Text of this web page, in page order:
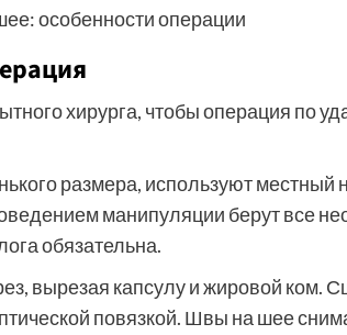
хирурга, чтобы операция по
размера, используют местный
манипуляции берут все
обязательна.
вырезая капсулу и жировой ком.
повязкой. Швы на шее